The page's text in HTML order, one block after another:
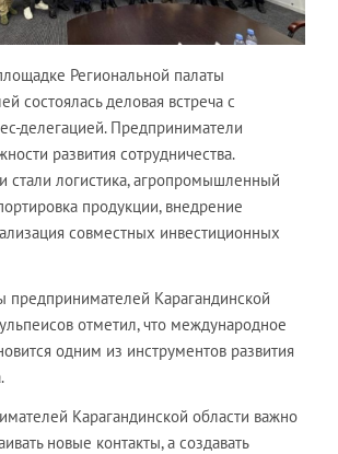
Региональной палаты
состоялась деловая встреча с
делегацией. Предприниматели
развития сотрудничества.
стали логистика, агропромышленный
продукции, внедрение
совместных инвестиционных
предпринимателей Карагандинской
отметил, что международное
одним из инструментов развития
Карагандинской области важно
новые контакты, а создавать